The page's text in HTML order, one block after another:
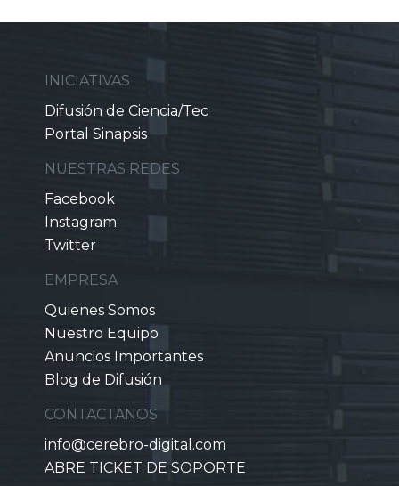
INICIATIVAS
Difusión de Ciencia/Tec
Portal Sinapsis
NUESTRAS REDES
Facebook
Instagram
Twitter
EMPRESA
Quienes Somos
Nuestro Equipo
Anuncios Importantes
Blog de Difusión
CONTACTANOS
info@cerebro-digital.com
ABRE TICKET DE SOPORTE